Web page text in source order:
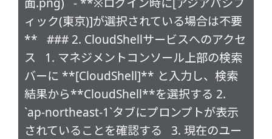
ィック(東京)]が選択されている場合は不要
** ### 2. CloudShellサービスへのアクセ
ス 1. マネジメントコンソール上部の検索
バーに **[CloudShell]** と入力し、検索
結果から**CloudShell**を選択する 2.
`ap-northeast-1`タブにプロンプトが表示
されていることを確認する 3. 現在のユー